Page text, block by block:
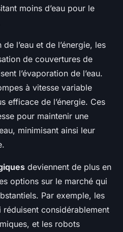
moins d’eau pour le
l’eau et de l’énergie, les
de couvertures de
l’évaporation de l’eau.
à vitesse variable
efficace de l’énergie. Ces
pour maintenir une
minimisant ainsi leur
deviennent de plus en
options sur le marché qui
Par exemple, les
considérablement
et les robots